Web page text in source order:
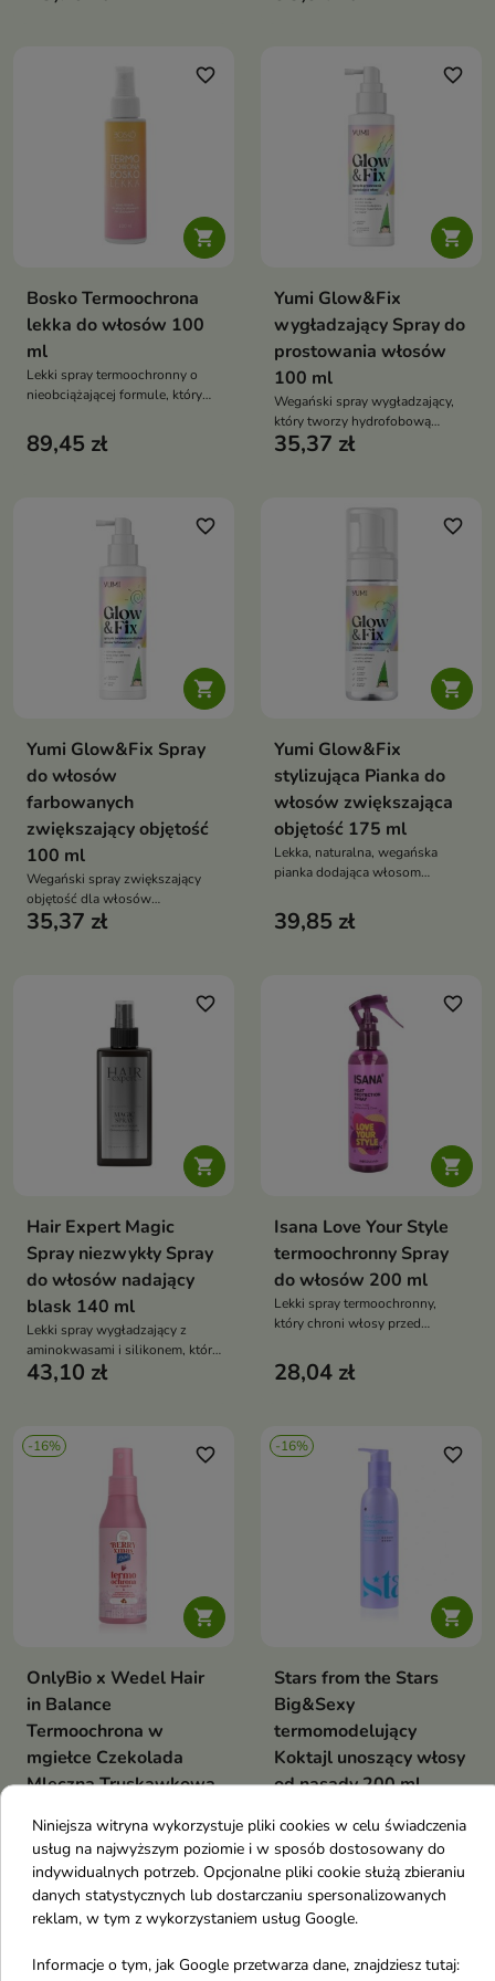
przedłuża efekt fryzury

favorite_border
Bosko Termoochrona
lekka do włosów 100
ml
Lekki spray termoochronny o
nieobciążającej formule, który
aż do 250°C
89,45 zł

favorite_border
Yumi Glow&Fix
wygładzający Spray do
prostowania włosów
100 ml
Wegański spray wygładzający,
który tworzy hydrofobową
tarczę chroniącą włosy przed
35,37 zł

favorite_border
Yumi Glow&Fix Spray
do włosów
farbowanych
zwiększający objętość
100 ml
Wegański spray zwiększający
objętość dla włosów
farbowanych, który unosi je u
35,37 zł

favorite_border
Yumi Glow&Fix
stylizująca Pianka do
włosów zwiększająca
objętość 175 ml
Lekka, naturalna, wegańska
pianka dodająca włosom
sprężystości i miękkości — bez
sklejania, obciążenia i
39,85 zł

favorite_border
Hair Expert Magic
Spray niezwykły Spray
do włosów nadający
blask 140 ml
Lekki spray wygładzający z
aminokwasami i silikonem, który
nadaje włosom intensywny
43,10 zł

favorite_border
Isana Love Your Style
termoochronny Spray
do włosów 200 ml
Lekki spray termoochronny,
który chroni włosy przed
je, nadaje blask i ułatwia
stylizację — idealny przed
28,04 zł
-16%

favorite_border
OnlyBio x Wedel Hair
in Balance
Termoochrona w
mgiełce Czekolada
Mleczna Truskawkowa
Świąteczna mgiełka
termoochronna OnlyBio x
E.Wedel Berry Xmas – lekka,
słodka ochrona włosów z
zapachem mlecznej truskawki,
30,75 zł36,60 zł
-16%

favorite_border
Stars from the Stars
Big&Sexy
termomodelujący
Koktajl unoszący włosy
od nasady 200 ml
który unosi włosy od nasady,
zapewnia efekt „mega volume” i
chroni pasma podczas stylizacji
na ciepło
31,78 zł37,83 zł
favorite_border favorite_border
Niniejsza witryna wykorzystuje pliki cookies w celu świadczenia
usług na najwyższym poziomie i w sposób dostosowany do
indywidualnych potrzeb. Opcjonalne pliki cookie służą zbieraniu
danych statystycznych lub dostarczaniu spersonalizowanych
reklam, w tym z wykorzystaniem usług Google.
Informacje o tym, jak Google przetwarza dane, znajdziesz tutaj: